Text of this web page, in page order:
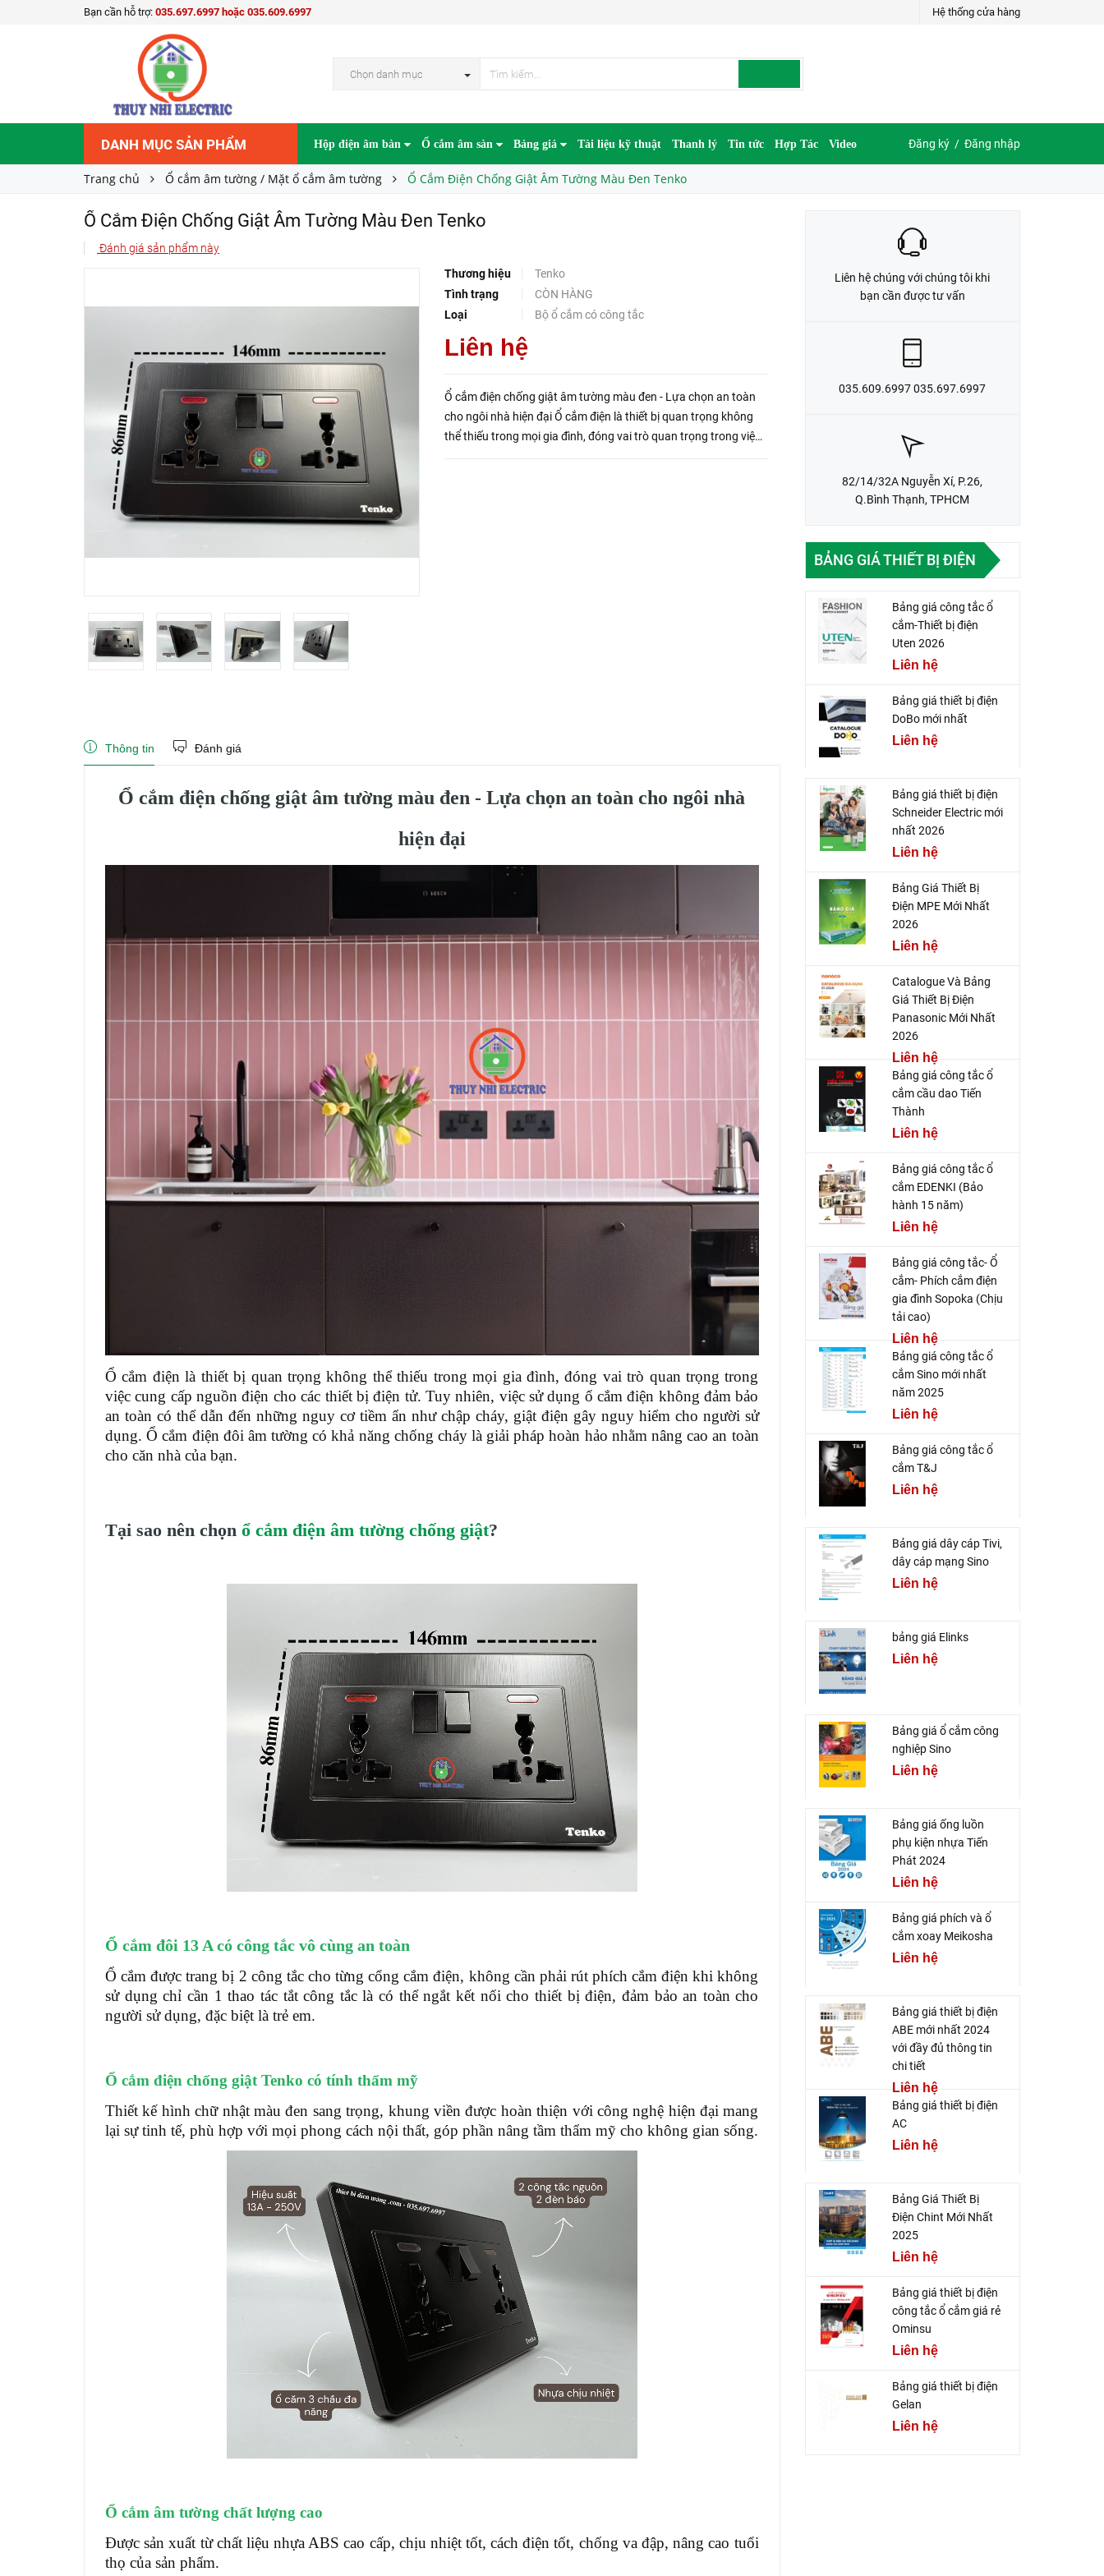
Bạn cần hỗ trợ: 035.697.6997 hoặc 035.609.6997 Hệ thống cửa hàng
Chọn danh mục
DANH MỤC SẢN PHẨM Hộp điện âm bàn Ổ cắm âm sàn Bảng giá Tài liệu kỹ thuật Thanh lý Tin tức Hợp Tác Video Đăng ký / Đăng nhập
Trang chủ Ổ cắm âm tường / Mặt ổ cắm âm tường Ổ Cắm Điện Chống Giật Âm Tường Màu Đen Tenko
Ổ Cắm Điện Chống Giật Âm Tường Màu Đen Tenko
Đánh giá sản phẩm này
Thương hiệu
Tenko
Tình trạng
CÒN HÀNG
Loại
Bộ ổ cắm có công tắc
Liên hệ
Ổ cắm điện chống giật âm tường màu đen - Lựa chọn an toàn
cho ngôi nhà hiện đại Ổ cắm điện là thiết bị quan trọng không
thể thiếu trong mọi gia đình, đóng vai trò quan trọng trong việc
Ổ Cắm Điện Chống Giật Âm Tường Màu Đen Tenko
Giá bán: Liên hệ
LIÊN HỆ ĐẶT HÀNG
Thông tin Đánh giá
Ổ cắm điện chống giật âm tường màu đen - Lựa chọn an toàn cho ngôi nhà
hiện đại
Ổ cắm điện là thiết bị quan trọng không thể thiếu trong mọi gia đình, đóng vai trò quan trọng trong
việc cung cấp nguồn điện cho các thiết bị điện tử. Tuy nhiên, việc sử dụng ổ cắm điện không đảm bảo
an toàn có thể dẫn đến những nguy cơ tiềm ẩn như chập cháy, giật điện gây nguy hiểm cho người sử
dụng. Ổ cắm điện đôi âm tường có khả năng chống cháy là giải pháp hoàn hảo nhằm nâng cao an toàn
cho căn nhà của bạn.
Tại sao nên chọn ổ cắm điện âm tường chống giật?
Ổ cắm đôi 13 A có công tắc vô cùng an toàn
Ổ cắm được trang bị 2 công tắc cho từng cổng cắm điện, không cần phải rút phích cắm điện khi không
sử dụng chỉ cần 1 thao tác tắt công tắc là có thể ngắt kết nối cho thiết bị điện, đảm bảo an toàn cho
người sử dụng, đặc biệt là trẻ em.
Ổ cắm điện chống giật Tenko có tính thẩm mỹ
Thiết kế hình chữ nhật màu đen sang trọng, khung viền được hoàn thiện với công nghệ hiện đại mang
lại sự tinh tế, phù hợp với mọi phong cách nội thất, góp phần nâng tầm thẩm mỹ cho không gian sống.
Ổ cắm âm tường chất lượng cao
Được sản xuất từ chất liệu nhựa ABS cao cấp, chịu nhiệt tốt, cách điện tốt, chống va đập, nâng cao tuổi
thọ của sản phẩm.
Liên hệ chúng với chúng tôi khi
bạn cần được tư vấn
035.609.6997 035.697.6997
82/14/32A Nguyễn Xí, P.26,
Q.Bình Thạnh, TPHCM
BẢNG GIÁ THIẾT BỊ ĐIỆN
Bảng giá công tắc ổ
cắm-Thiết bị điện
Uten 2026
Liên hệ
Bảng giá thiết bị điện
DoBo mới nhất
Liên hệ
Bảng giá thiết bị điện
Schneider Electric mới
nhất 2026
Liên hệ
Bảng Giá Thiết Bị
Điện MPE Mới Nhất
2026
Liên hệ
Catalogue Và Bảng
Giá Thiết Bị Điện
Panasonic Mới Nhất
2026
Liên hệ
Bảng giá công tắc ổ
cắm cầu dao Tiến
Thành
Liên hệ
Bảng giá công tắc ổ
cắm EDENKI (Bảo
hành 15 năm)
Liên hệ
Bảng giá công tắc- Ổ
cắm- Phích cắm điện
gia đình Sopoka (Chịu
tải cao)
Liên hệ
Bảng giá công tắc ổ
cắm Sino mới nhất
năm 2025
Liên hệ
Bảng giá công tắc ổ
cắm T&J
Liên hệ
Bảng giá dây cáp Tivi,
dây cáp mạng Sino
Liên hệ
bảng giá Elinks
Liên hệ
Bảng giá ổ cắm công
nghiệp Sino
Liên hệ
Bảng giá ống luồn
phụ kiện nhựa Tiến
Phát 2024
Liên hệ
Bảng giá phích và ổ
cắm xoay Meikosha
Liên hệ
Bảng giá thiết bị điện
ABE mới nhất 2024
với đầy đủ thông tin
chi tiết
Liên hệ
Bảng giá thiết bị điện
AC
Liên hệ
Bảng Giá Thiết Bị
Điện Chint Mới Nhất
2025
Liên hệ
Bảng giá thiết bị điện
công tắc ổ cắm giá rẻ
Ominsu
Liên hệ
Bảng giá thiết bị điện
Gelan
Liên hệ